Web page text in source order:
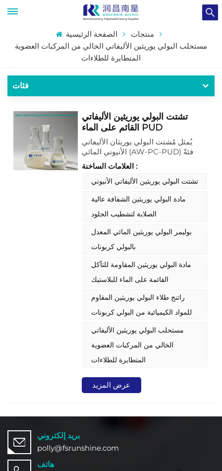
الصفحة الرئيسية
منتجات
مستحلب البولي يوريثين الأليفاتي الخالي من المركبات العضوية
المتطايرة للطلاءات
فئات
تشتت البولي يوريثين الأليفاتي
القائم على الماء PUD
يُمثل مُشتت البولي يوريثان الأليفاتي
الأنيوني المائي (AW-PC-PUD) فئةً
متطورةً من البوليمرات الصديقة للبيئة،
المُصممة خصيصًا للطلاءات والمواد
اللاصقة والمواد الوظيفية عالية الأداء.
المكونات الأساسية لبوليمر البولي
يوريثان الأليفاتي، والتثبيت الكربوكسيلي
الأنيوني، ووظيفة البولي كربونات، مما
يوفر خصائص حاجزة استثنائية، ومتانة،
العلامات الساخنة :
تشتت البولي يوريثين الأليفاتي الأنيوني
مادة البولي يوريثين الشفافة عالية
الصلابة لتشطيب الجلود
بوليمر البولي يوريثين المائي المعدل
بالبولي كربونات
مادة البولي يوريثين المقاومة للتآكل
القائمة على الماء للبلاستيك
راتنج طلاء البولي يوريثين المقاوم
للمواد الكيميائية من البولي كربونات
مستحلب البولي يوريثين الأليفاتي
الخالي من المركبات العضوية
المتطايرة للطلاءات
عرض المزيد
بريد إلكتروني
polly@fsrunshine.com
هاتف